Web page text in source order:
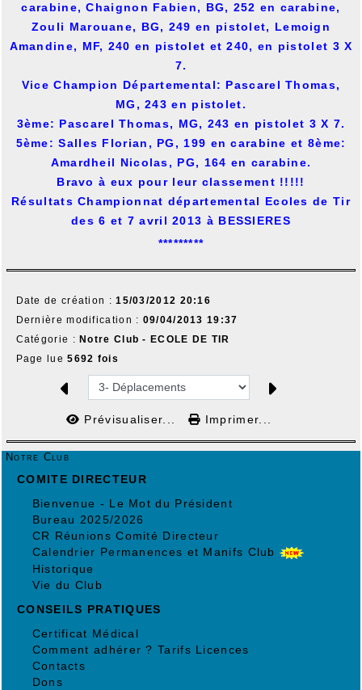
Notre Club
COMITE DIRECTEUR
Bienvenue - Le Mot du Président
Bureau 2025/2026
CR Réunions Comité Directeur
Calendrier Permanences et Manifs Club
Historique
Vie du Club
CONSEILS PRATIQUES
Certificat Médical
Comment adhérer ? Tarifs Licences
Contacts
Dons
carabine, Chaignon Fabien, BG, 252 en carabine,
Zouli Marouane, BG, 249 en pistolet, Lemoign
Amandine, MF, 240 en pistolet et 240, en pistolet 3 X
7.
Vice Champion Départemental: Pascarel Thomas,
MG, 243 en pistolet.
3ème: Pascarel Thomas, MG, 243 en pistolet 3 X 7.
5ème: Salles Florian, PG, 199 en carabine et 8ème:
Amardheil Nicolas, PG, 164 en carabine.
Bravo à eux pour leur classement !!!!!
Résultats Championnat départemental Ecoles de Tir
des 6 et 7 avril 2013 à BESSIERES
*********
Date de création :15/03/2012 20:16
Dernière modification : 09/04/2013 19:37
Catégorie : Notre Club - ECOLE DE TIR
Page lue5692 fois
Prévisualiser... Imprimer...